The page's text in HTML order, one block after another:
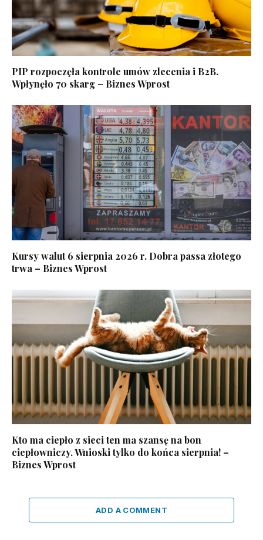
PIP rozpoczęła kontrole umów zlecenia i B2B.
Wpłynęło 70 skarg – Biznes Wprost
Kursy walut 6 sierpnia 2026 r. Dobra passa złotego
trwa – Biznes Wprost
Kto ma ciepło z sieci ten ma szansę na bon
ciepłowniczy. Wnioski tylko do końca sierpnia! –
Biznes Wprost
ADD A COMMENT